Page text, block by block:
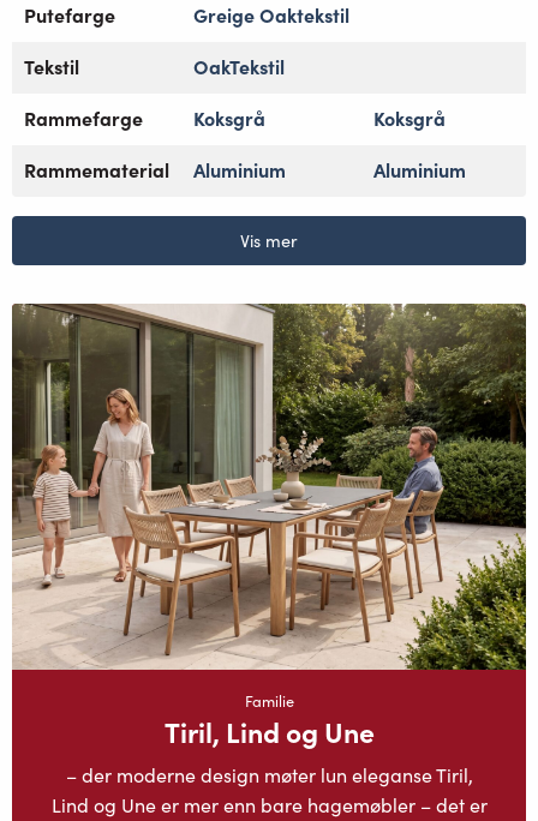
Putefarge
Greige Oaktekstil
Tekstil
OakTekstil
Rammefarge
Koksgrå
Koksgrå
Rammematerial
Aluminium Aluminium
Vis mer
Familie
Tiril, Lind og Une
– der moderne design møter lun eleganse Tiril,
Lind og Une er mer enn bare hagemøbler – det er